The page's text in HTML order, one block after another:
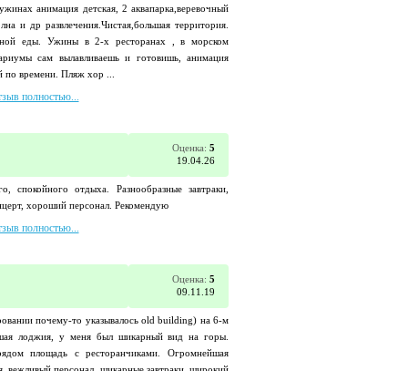
анимация детская, 2 аквапарка,веревочный
и др развлечения.Чистая,большая территория.
еды. Ужины в 2-х ресторанах , в морском
сам вылавливаешь и готовишь, анимация
по времени. Пляж хор ...
полностью...
Оценка: 5
19.04.26
спокойного отдыха. Разнообразные завтраки,
хороший персонал. Рекомендую
полностью...
Оценка: 5
09.11.19
почему-то указывалось old building) на 6-м
лоджия, у меня был шикарный вид на горы.
площадь с ресторанчиками. Огромнейшая